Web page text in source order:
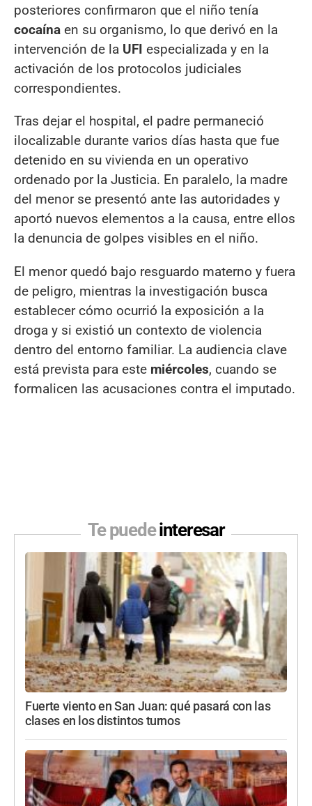
posteriores confirmaron que el niño tenía
cocaína en su organismo, lo que derivó en la
intervención de la UFI especializada y en la
activación de los protocolos judiciales
correspondientes.
Tras dejar el hospital, el padre permaneció
ilocalizable durante varios días hasta que fue
detenido en su vivienda en un operativo
ordenado por la Justicia. En paralelo, la madre
del menor se presentó ante las autoridades y
aportó nuevos elementos a la causa, entre ellos
la denuncia de golpes visibles en el niño.
El menor quedó bajo resguardo materno y fuera
de peligro, mientras la investigación busca
establecer cómo ocurrió la exposición a la
droga y si existió un contexto de violencia
dentro del entorno familiar. La audiencia clave
está prevista para este miércoles, cuando se
formalicen las acusaciones contra el imputado.
Te puedeinteresar
Fuerte viento en San Juan: qué pasará con las
clases en los distintos turnos